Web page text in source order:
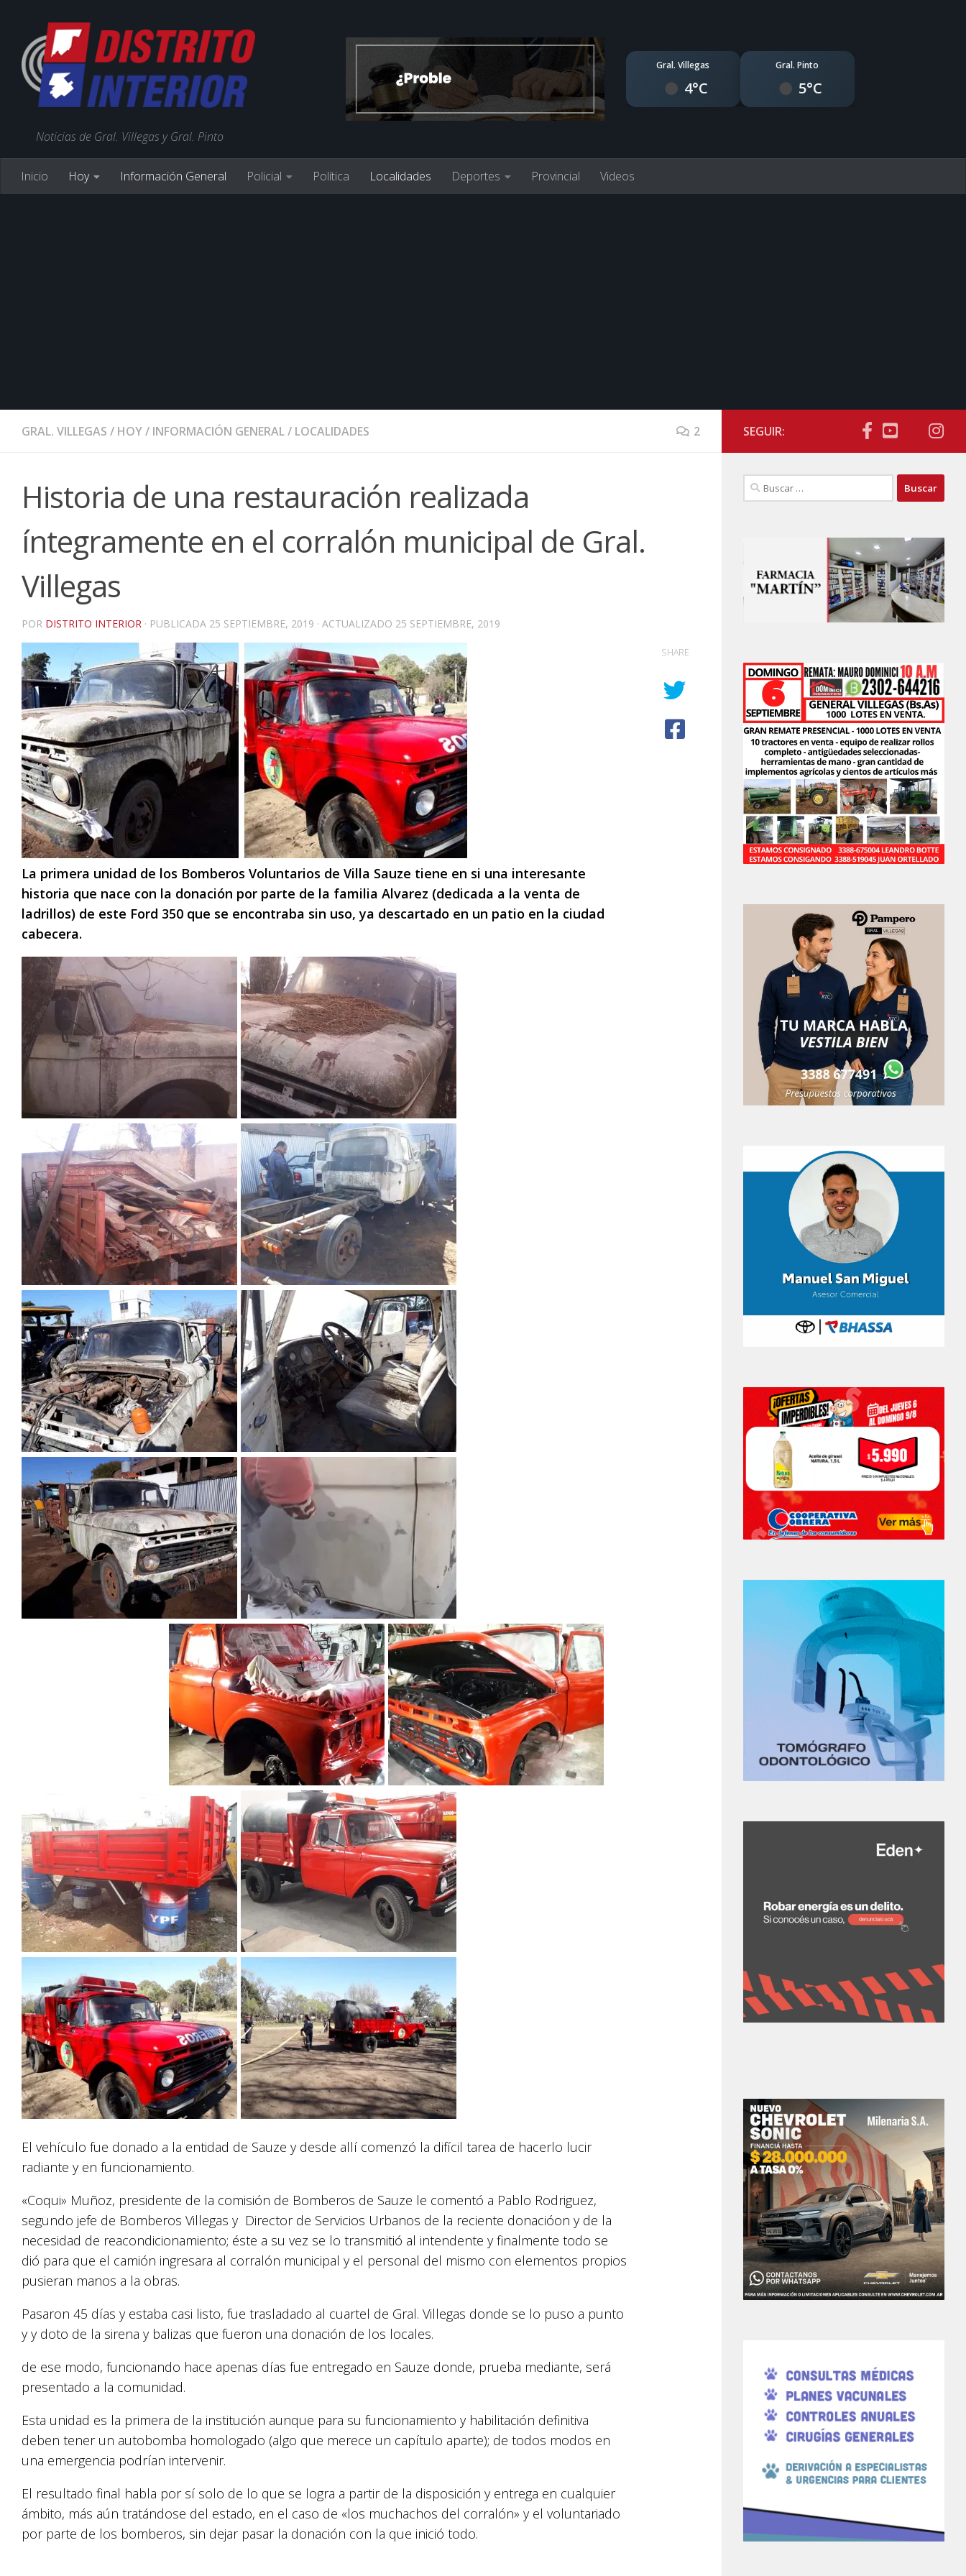
Noticias de Gral. Villegas y Gral. Pinto
Gral. Villegas
4°C
Gral. Pinto
5°C
Inicio Hoy Información General Policial Política Localidades Deportes Provincial Videos
GRAL. VILLEGAS / HOY/ INFORMACIÓN GENERAL/ LOCALIDADES 2
Historia de una restauración realizada
íntegramente en el corralón municipal de Gral.
Villegas
POR DISTRITO INTERIOR · PUBLICADA 25 SEPTIEMBRE, 2019 · ACTUALIZADO 25 SEPTIEMBRE, 2019
La primera unidad de los Bomberos Voluntarios de Villa Sauze tiene en si una interesante
historia que nace con la donación por parte de la familia Alvarez (dedicada a la venta de
ladrillos) de este Ford 350 que se encontraba sin uso, ya descartado en un patio en la ciudad
cabecera.
El vehículo fue donado a la entidad de Sauze y desde allí comenzó la difícil tarea de hacerlo lucir
radiante y en funcionamiento.
«Coqui» Muñoz, presidente de la comisión de Bomberos de Sauze le comentó a Pablo Rodriguez,
segundo jefe de Bomberos Villegas y Director de Servicios Urbanos de la reciente donacióon y de la
necesidad de reacondicionamiento; éste a su vez se lo transmitió al intendente y finalmente todo se
dió para que el camión ingresara al corralón municipal y el personal del mismo con elementos propios
pusieran manos a la obras.
Pasaron 45 días y estaba casi listo, fue trasladado al cuartel de Gral. Villegas donde se lo puso a punto
y y doto de la sirena y balizas que fueron una donación de los locales.
de ese modo, funcionando hace apenas días fue entregado en Sauze donde, prueba mediante, será
presentado a la comunidad.
Esta unidad es la primera de la institución aunque para su funcionamiento y habilitación definitiva
deben tener un autobomba homologado (algo que merece un capítulo aparte); de todos modos en
una emergencia podrían intervenir.
El resultado final habla por sí solo de lo que se logra a partir de la disposición y entrega en cualquier
ámbito, más aún tratándose del estado, en el caso de «los muchachos del corralón» y el voluntariado
por parte de los bomberos, sin dejar pasar la donación con la que inició todo.
SHARE
SEGUIR:
Buscar: